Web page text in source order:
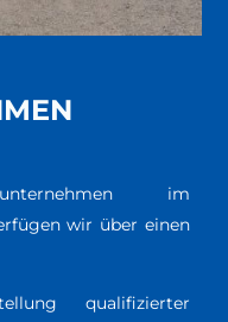
im
wir über einen
qualifizierter